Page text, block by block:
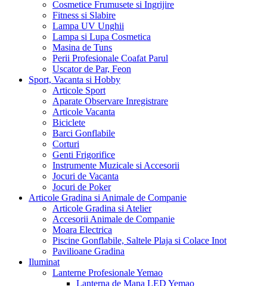
Cosmetice Frumusete si Ingrijire
Fitness si Slabire
Lampa UV Unghii
Lampa si Lupa Cosmetica
Masina de Tuns
Perii Profesionale Coafat Parul
Uscator de Par, Feon
Sport, Vacanta si Hobby
Articole Sport
Aparate Observare Inregistrare
Articole Vacanta
Biciclete
Barci Gonflabile
Corturi
Genti Frigorifice
Instrumente Muzicale si Accesorii
Jocuri de Vacanta
Jocuri de Poker
Articole Gradina si Animale de Companie
Articole Gradina si Atelier
Accesorii Animale de Companie
Moara Electrica
Piscine Gonflabile, Saltele Plaja si Colace Inot
Pavilioane Gradina
Iluminat
Lanterne Profesionale Yemao
Lanterna de Mana LED Yemao